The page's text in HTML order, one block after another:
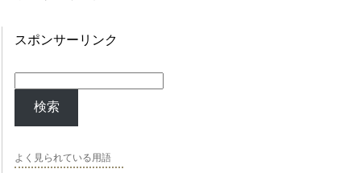
スポンサーリンク
検索
よく見られている用語